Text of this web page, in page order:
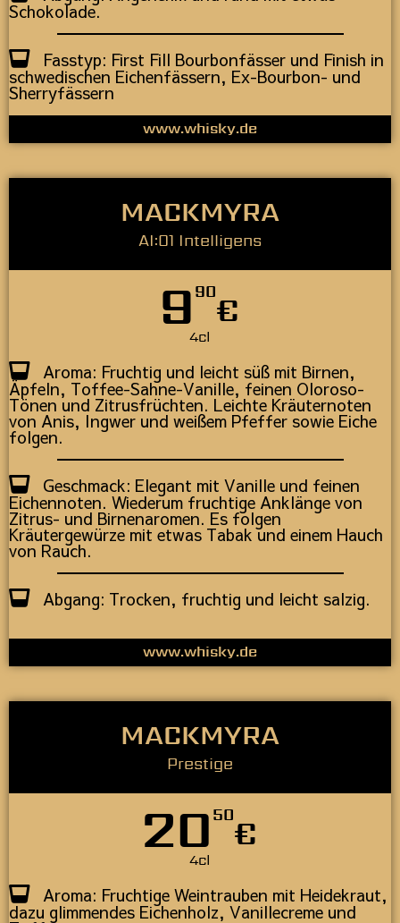
Schokolade.
Fasstyp: First Fill Bourbonfässer und Finish in
schwedischen Eichenfässern, Ex-Bourbon- und
Sherryfässern
www.whisky.de
MACKMYRA
AI:01 Intelligens
9 90€
4cl
Aroma: Fruchtig und leicht süß mit Birnen,
Äpfeln, Toffee-Sahne-Vanille, feinen Oloroso-
Tönen und Zitrusfrüchten. Leichte Kräuternoten
von Anis, Ingwer und weißem Pfeffer sowie Eiche
folgen.
Geschmack: Elegant mit Vanille und feinen
Eichennoten. Wiederum fruchtige Anklänge von
Zitrus- und Birnenaromen. Es folgen
Kräutergewürze mit etwas Tabak und einem Hauch
von Rauch.
Abgang: Trocken, fruchtig und leicht salzig.
www.whisky.de
MACKMYRA
Prestige
20 50€
4cl
Aroma: Fruchtige Weintrauben mit Heidekraut,
dazu glimmendes Eichenholz, Vanillecreme und